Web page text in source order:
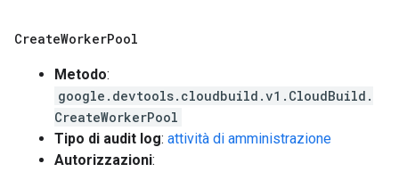
CreateWorkerPool
Metodo:
google.devtools.cloudbuild.v1.CloudBuild.
CreateWorkerPool
Tipo di audit log: attività di amministrazione
Autorizzazioni: